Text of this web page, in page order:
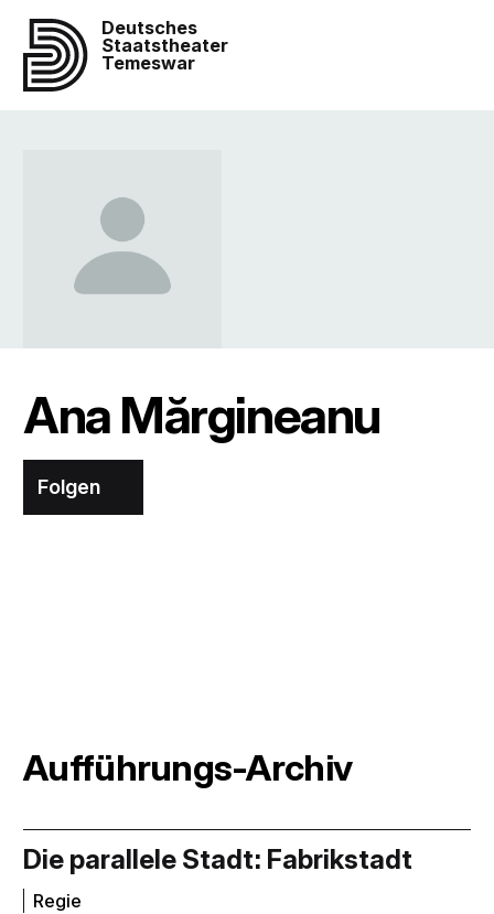
Deutsches
Staatstheater
Temeswar
Ana Mărgineanu
Folgen
Aufführungs-Archiv
Die parallele Stadt: Fabrikstadt
Regie